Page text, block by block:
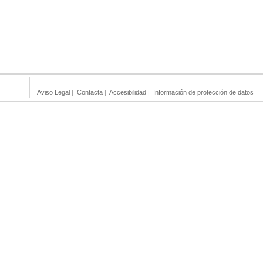
Aviso Legal | Contacta | Accesibilidad | Información de protección de datos